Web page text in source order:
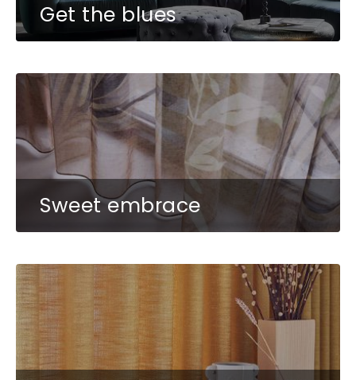
Get the blues
Sweet embrace